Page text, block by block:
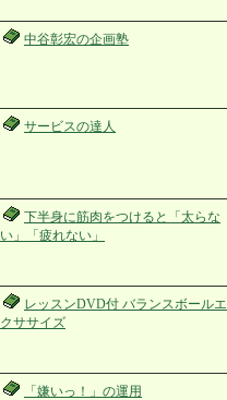
中谷彰宏の企画塾
サービスの達人
下半身に筋肉をつけると「太らな
い」「疲れない」
レッスンDVD付 バランスボールエ
クササイズ
「嫌いっ！」の運用